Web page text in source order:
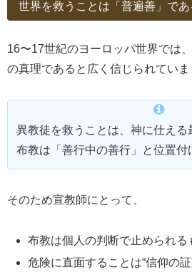
世界を救うことは「普遍善」で
16〜17世紀のヨーロッパ世界では
の真理であると広く信じられていま
異教徒を救うことは、神に仕える
布教は「善行中の善行」と位置付
そのため宣教師にとって、
布教は個人の判断で止められる
危険に直面することは“信仰の証